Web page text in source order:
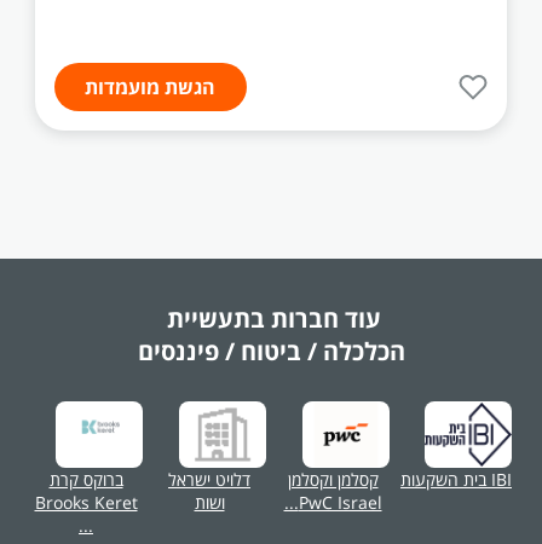
הגשת מועמדות
עוד חברות בתעשיית
הכלכלה / ביטוח / פיננסים
IBI בית השקעות
קסלמן וקסלמן
PwC Israel...
דלויט ישראל
ושות
ברוקס קרת
Brooks Keret
...